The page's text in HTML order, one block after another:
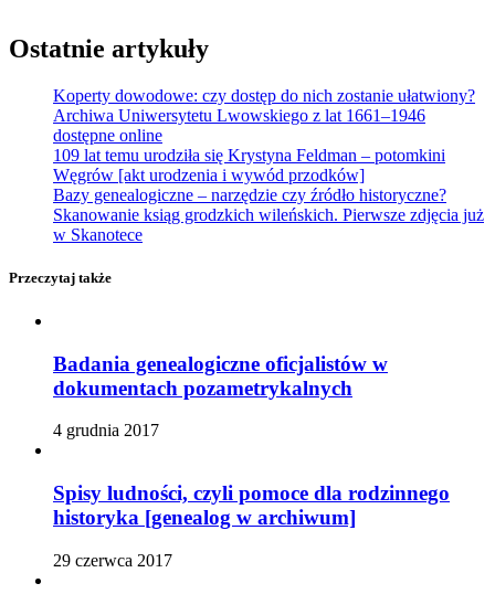
Ostatnie artykuły
Koperty dowodowe: czy dostęp do nich zostanie ułatwiony?
Archiwa Uniwersytetu Lwowskiego z lat 1661–1946
dostępne online
109 lat temu urodziła się Krystyna Feldman – potomkini
Węgrów [akt urodzenia i wywód przodków]
Bazy genealogiczne – narzędzie czy źródło historyczne?
Skanowanie ksiąg grodzkich wileńskich. Pierwsze zdjęcia już
w Skanotece
Przeczytaj także
Badania genealogiczne oficjalistów w
dokumentach pozametrykalnych
4 grudnia 2017
Spisy ludności, czyli pomoce dla rodzinnego
historyka [genealog w archiwum]
29 czerwca 2017